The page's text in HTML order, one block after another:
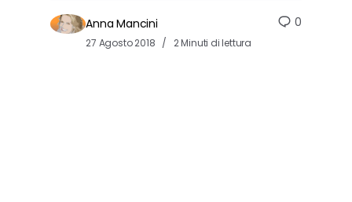
Anna Mancini
27 Agosto 2018 2 Minuti di lettura
0